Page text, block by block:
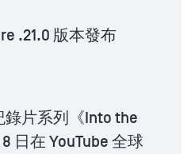
.21.0 版本發布
錄片系列《Into the
日在 YouTube 全球